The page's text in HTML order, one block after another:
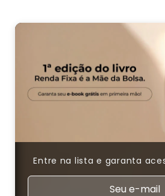
Entre na lista e garanta